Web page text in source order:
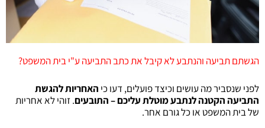
הגשתם תביעה והנתבע לא קיבל את כתב התביעה ע"י בית המשפט?
לפני שנסביר מה עושים וכיצד פועלים, דעו כי האחריות להגשת
התביעה הקטנה לנתבע מוטלת עליכם – התובעים. זוהי לא אחריות
של בית המשפט או כל גורם אחר.